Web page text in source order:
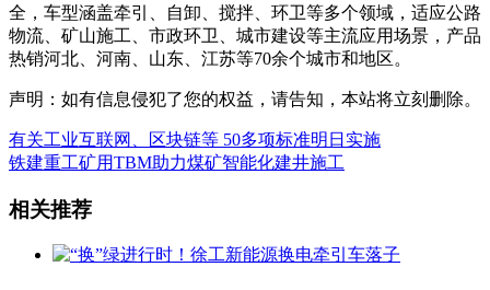
全，车型涵盖牵引、自卸、搅拌、环卫等多个领域，适应公路
物流、矿山施工、市政环卫、城市建设等主流应用场景，产品
热销河北、河南、山东、江苏等70余个城市和地区。
声明：如有信息侵犯了您的权益，请告知，本站将立刻删除。
有关工业互联网、区块链等 50多项标准明日实施
铁建重工矿用TBM助力煤矿智能化建井施工
相关推荐